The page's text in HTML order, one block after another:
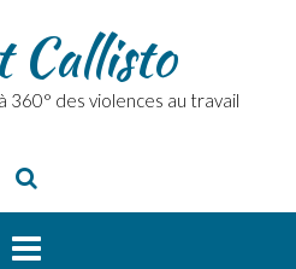
Callisto
360° des violences au travail